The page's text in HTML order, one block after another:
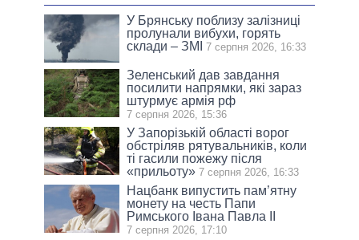
У Брянську поблизу залізниці
пролунали вибухи, горять
склади – ЗМІ
7 серпня 2026, 16:33
Зеленський дав завдання
посилити напрямки, які зараз
штурмує армія рф
7 серпня 2026, 15:36
У Запорізькій області ворог
обстріляв рятувальників, коли
ті гасили пожежу після
«прильоту» 7 серпня 2026, 16:33
Нацбанк випустить пам’ятну
монету на честь Папи
Римського Івана Павла II
7 серпня 2026, 17:10